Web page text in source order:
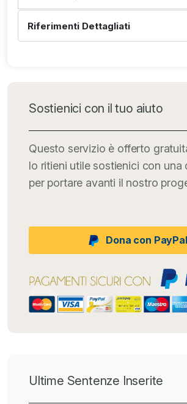
Riferimenti Dettagliati
Sostienici con il tuo aiuto
Questo servizio è offerto
lo ritieni utile sostienici con una
per portare avanti il nostro
Dona con PayPal
Ultime Sentenze Inserite